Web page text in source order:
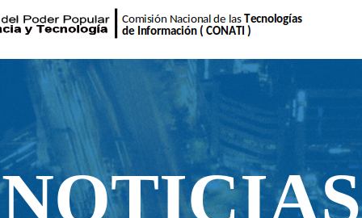
NOTICIAS
NOTICIAS